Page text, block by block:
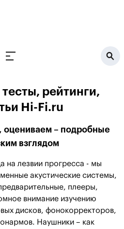
рейтинги,
Hi-Fi.ru
– подробные
взглядом
на лезвии прогресса - мы
акустические системы,
плееры,
внимание изучению
дисков, фонокорректоров,
Наушники – как